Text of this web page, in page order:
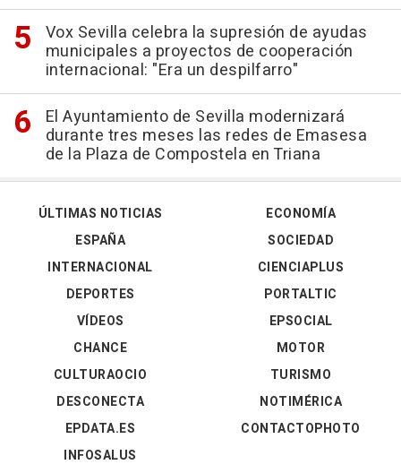
Vox Sevilla celebra la supresión de ayudas
municipales a proyectos de cooperación
internacional: "Era un despilfarro"
El Ayuntamiento de Sevilla modernizará
durante tres meses las redes de Emasesa
de la Plaza de Compostela en Triana
ÚLTIMAS NOTICIAS
ESPAÑA
INTERNACIONAL
DEPORTES
VÍDEOS
ECONOMÍA
SOCIEDAD
CIENCIAPLUS
PORTALTIC
EPSOCIAL
CHANCE
CULTURAOCIO
DESCONECTA
EPDATA.ES
INFOSALUS
MOTOR
TURISMO
NOTIMÉRICA
CONTACTOPHOTO